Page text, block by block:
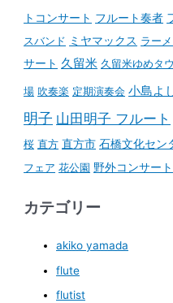
トコンサート フルート奏者
スバンド ミヤマックス ラー
サート 久留米 久留米ゆめタ
場 吹奏楽 定期演奏会 小島よ
明子 山田明子 フルート
桜 直方 直方市 石橋文化セン
フェア 花公園 野外コンサート
カテゴリー
akiko yamada
flute
flutist